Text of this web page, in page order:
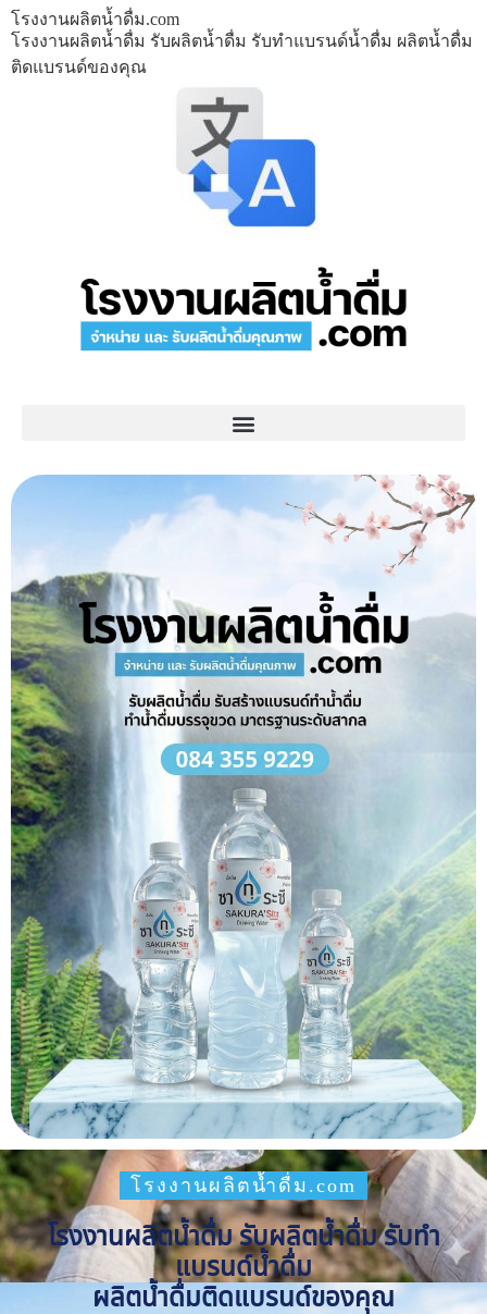
โรงงานผลิตน้ำดื่ม.com
โรงงานผลิตน้ำดื่ม รับผลิตน้ำดื่ม รับทำแบรนด์น้ำดื่ม ผลิตน้ำดื่ม
ติดแบรนด์ของคุณ
โรงงานผลิตน้ำดื่ม.com
โรงงานผลิตน้ำดื่ม รับผลิตน้ำดื่ม รับทำ
แบรนด์น้ำดื่ม
ผลิตน้ำดื่มติดแบรนด์ของคุณ